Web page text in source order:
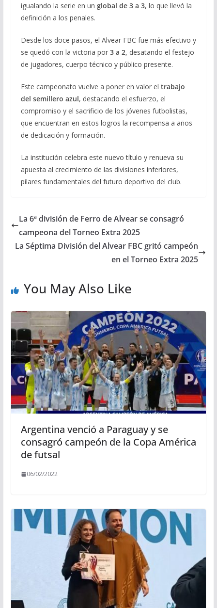
igualando la serie en un global de 3 a 3, lo que llevó la
definición a los penales.
Desde los doce pasos, el Alvear FBC fue más efectivo y
se quedó con la victoria por 3 a 2, desatando el festejo
de jugadores, cuerpo técnico y público presente.
Este campeonato vuelve a poner en valor el trabajo
del semillero azul, destacando el esfuerzo, el
compromiso y el sacrificio de los jóvenes futbolistas,
que encuentran en estos logros la recompensa a años
de dedicación y formación.
La institución celebra este nuevo título y renueva su
apuesta al crecimiento de las divisiones inferiores,
pilares fundamentales del futuro deportivo del club.
La 6ª división de Ferro de Alvear se consagró
campeona del Torneo Extra 2025
La Séptima División del Alvear FBC gritó campeón
en el Torneo Extra 2025
You May Also Like
Argentina venció a Paraguay y se
consagró campeón de la Copa América
de futsal
06/02/2022